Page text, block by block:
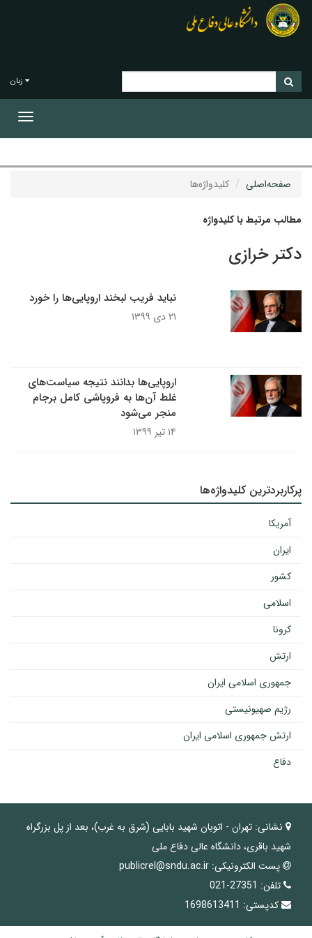
زبان
صفحه‌اصلی کلیدواژه‌ها
مطالب مرتبط با کلیدواژه
دکتر خرازی
نباید فریب لبخند اروپایی‌ها را خورد
۲۱ دی ۱۳۹۹
اروپایی‌ها بدانند نتیجه سیاست‌های
غلط آن‌ها به فروپاشی کامل برجام
منجر می‌شود
۱۴ تیر ۱۳۹۹
پرکاربردترین کلیدواژه‌ها
آمریکا
ایران
کشور
اسلامی
کرونا
ارتش
جمهوری اسلامی ایران
رژیم صهیونیستی
ارتش جمهوری اسلامی ایران
دفاع
نشانی: تهران - اتوبان شهید بابایی (شرق به غرب)، بعد از پل بزرگراه
شهید باقری، دانشگاه عالی دفاع ملی
پست الکترونیکی: publicrel@sndu.ac.ir
تلفن: 27351-021
کدپستی: 1698613411